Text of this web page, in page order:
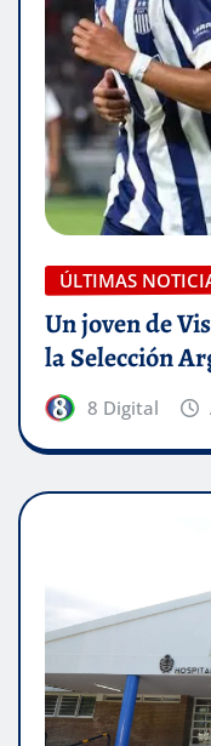
ÚLTIMAS
Un joven de
la Selección
8 Digital